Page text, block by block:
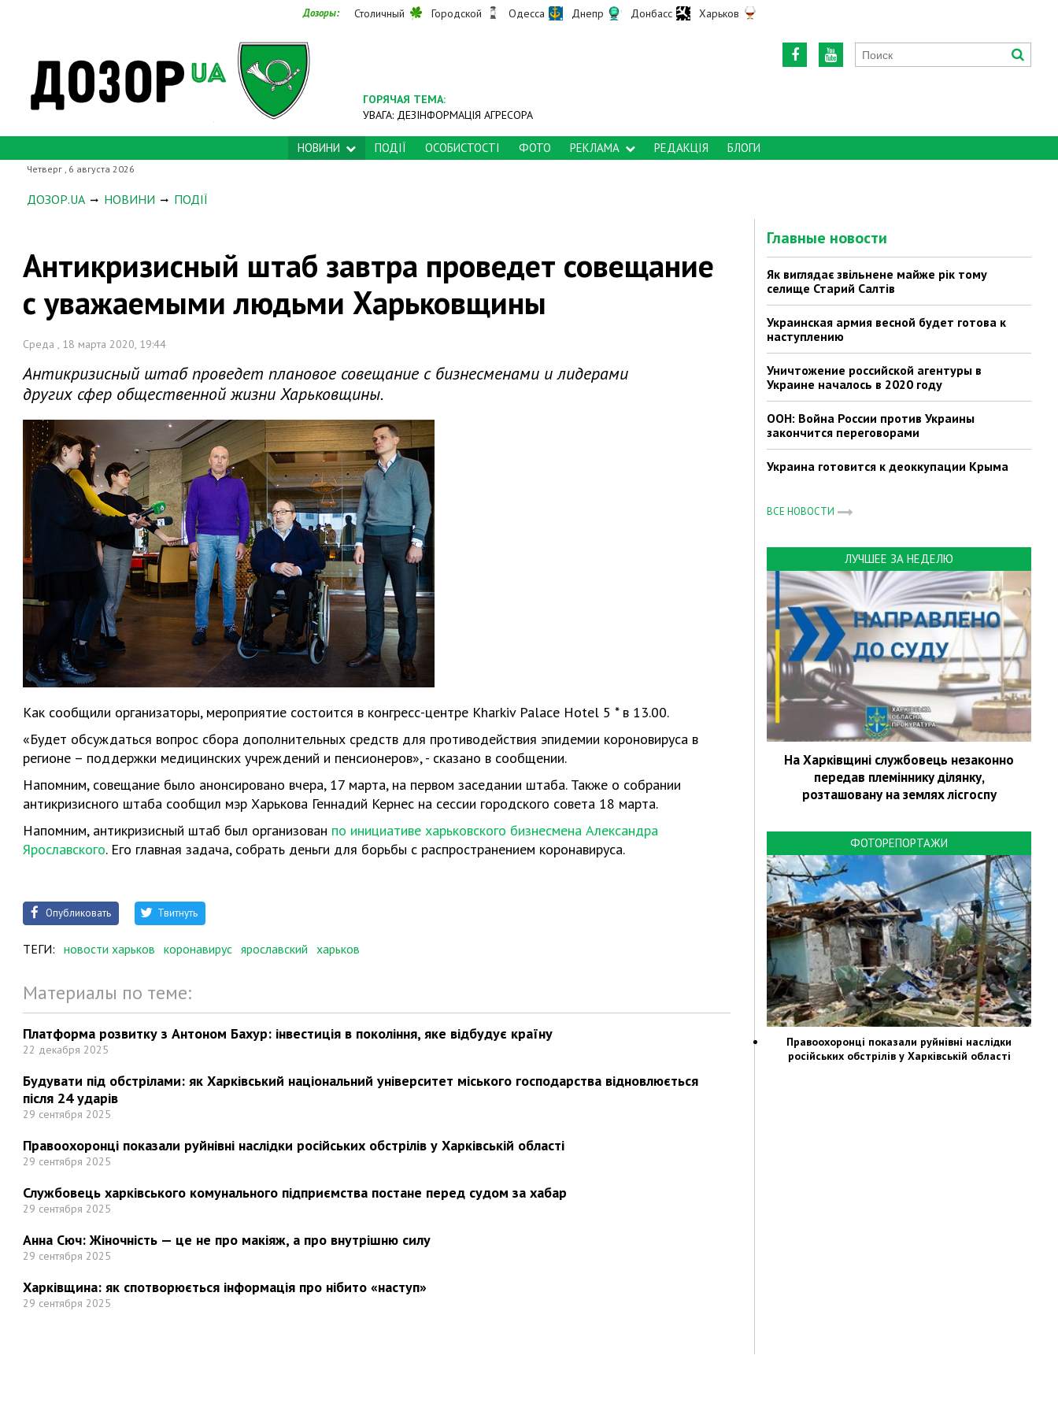
Дозоры: Столичный Городской Одесса Днепр Донбасс Харьков
ГОРЯЧАЯ ТЕМА:
УВАГА: ДЕЗІНФОРМАЦІЯ АГРЕСОРА
НОВИНИ ПОДІЇ ОСОБИСТОСТІ ФОТО РЕКЛАМА РЕДАКЦІЯ БЛОГИ
Четверг , 6 августа 2026
ДОЗОР.UA НОВИНИ ПОДІЇ
Антикризисный штаб завтра проведет совещание
с уважаемыми людьми Харьковщины
Среда , 18 марта 2020, 19:44
Антикризисный штаб проведет плановое совещание с бизнесменами и лидерами
других сфер общественной жизни Харьковщины.
Как сообщили организаторы, мероприятие состоится в конгресс-центре Kharkiv Palace Hotel 5 * в 13.00.
«Будет обсуждаться вопрос сбора дополнительных средств для противодействия эпидемии короновируса в
регионе – поддержки медицинских учреждений и пенсионеров», - сказано в сообщении.
Напомним, совещание было анонсировано вчера, 17 марта, на первом заседании штаба. Также о собрании
антикризисного штаба сообщил мэр Харькова Геннадий Кернес на сессии городского совета 18 марта.
Напомним, антикризисный штаб был организован по инициативе харьковского бизнесмена Александра
Ярославского. Его главная задача, собрать деньги для борьбы с распространением коронавируса.
Опубликовать Твитнуть
ТЕГИ: новости харьков коронавирус ярославский харьков
Материалы по теме:
Платформа розвитку з Антоном Бахур: інвестиція в покоління, яке відбудує країну
22 декабря 2025
Будувати під обстрілами: як Харківський національний університет міського господарства відновлюється
після 24 ударів
29 сентября 2025
Правоохоронці показали руйнівні наслідки російських обстрілів у Харківській області
29 сентября 2025
Службовець харківського комунального підприємства постане перед судом за хабар
29 сентября 2025
Анна Сюч: Жіночність — це не про макіяж, а про внутрішню силу
29 сентября 2025
Харківщина: як спотворюється інформація про нібито «наступ»
29 сентября 2025
Главные новости
Як виглядає звільнене майже рік тому
селище Старий Салтів
Украинская армия весной будет готова к
наступлению
Уничтожение российской агентуры в
Украине началось в 2020 году
ООН: Война России против Украины
закончится переговорами
Украина готовится к деоккупации Крыма
ВСЕ НОВОСТИ
ЛУЧШЕЕ ЗА НЕДЕЛЮ
На Харківщині службовець незаконно
передав племіннику ділянку,
розташовану на землях лісгоспу
ФОТОРЕПОРТАЖИ
Правоохоронці показали руйнівні наслідки
російських обстрілів у Харківській області